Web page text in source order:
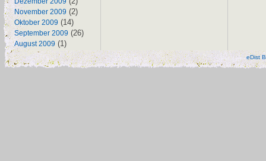
November 2009 (2)
Oktober 2009 (14)
September 2009 (26)
August 2009 (1)
eDist